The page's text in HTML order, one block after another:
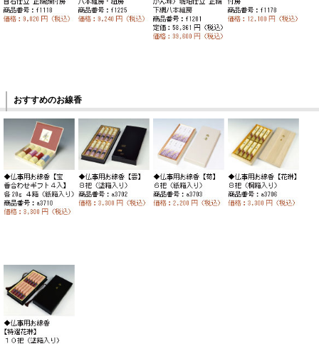
おすすめのお線香